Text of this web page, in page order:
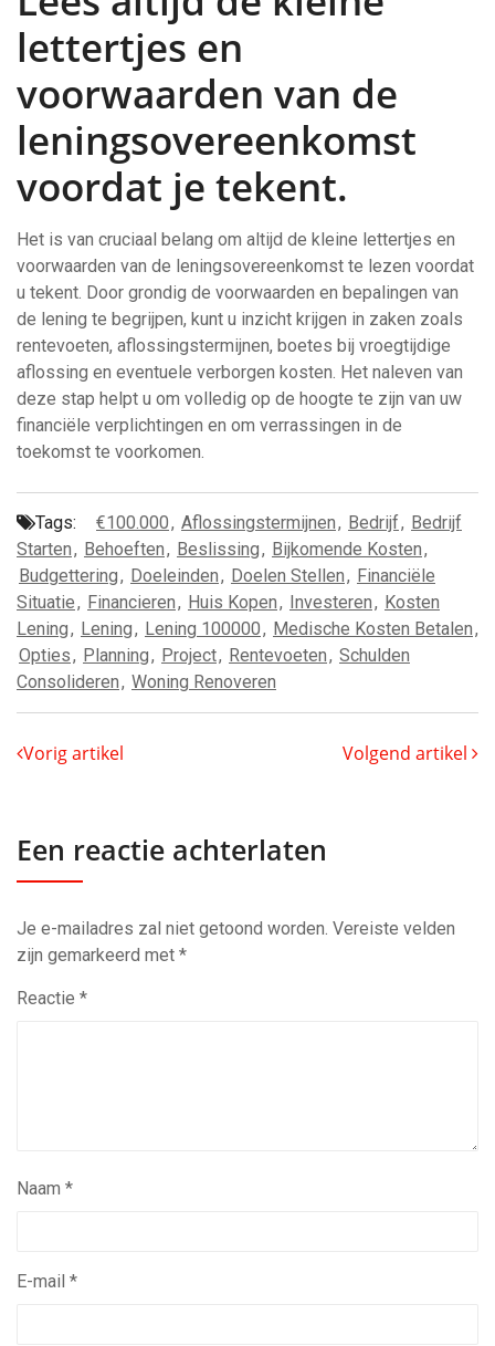
lettertjes en
voorwaarden van de
leningsovereenkomst
voordat je tekent.
Het is van cruciaal belang om altijd de kleine lettertjes en
voorwaarden van de leningsovereenkomst te lezen voordat
u tekent. Door grondig de voorwaarden en bepalingen van
de lening te begrijpen, kunt u inzicht krijgen in zaken zoals
rentevoeten, aflossingstermijnen, boetes bij vroegtijdige
aflossing en eventuele verborgen kosten. Het naleven van
deze stap helpt u om volledig op de hoogte te zijn van uw
financiële verplichtingen en om verrassingen in de
toekomst te voorkomen.
Tags: €100.000, Aflossingstermijnen, Bedrijf, Bedrijf
Starten, Behoeften, Beslissing, Bijkomende Kosten,
Budgettering, Doeleinden, Doelen Stellen, Financiële
Situatie, Financieren, Huis Kopen, Investeren, Kosten
Lening, Lening, Lening 100000, Medische Kosten Betalen,
Opties, Planning, Project, Rentevoeten, Schulden
Consolideren, Woning Renoveren
Vorig artikel Volgend artikel
Een reactie achterlaten
Je e-mailadres zal niet getoond worden. Vereiste velden
zijn gemarkeerd met *
Reactie *
Naam *
E-mail *